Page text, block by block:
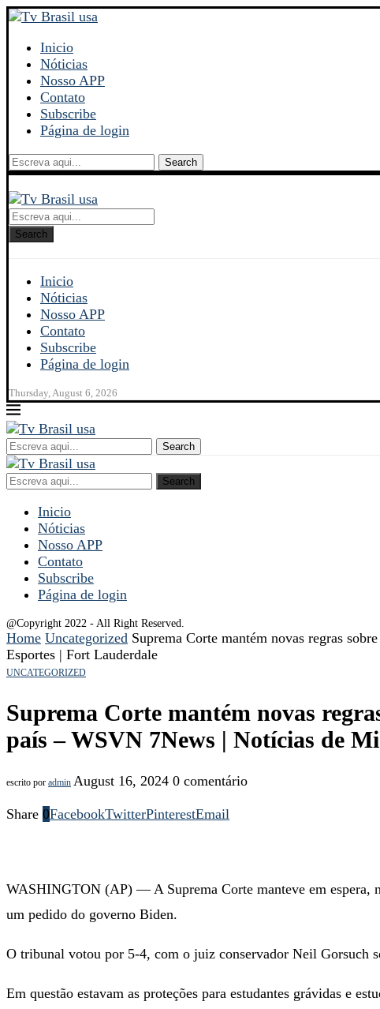
Inicio
Nóticias
Nosso APP
Contato
Subscribe
Página de login
Search
Search
Inicio
Nóticias
Nosso APP
Contato
Subscribe
Página de login
Thursday, August 6, 2026
Search
Search
Inicio
Nóticias
Nosso APP
Contato
Subscribe
Página de login
@Copyright 2022 - All Right Reserved.
Home Uncategorized Suprema Corte mantém novas regras
Esportes | Fort Lauderdale
UNCATEGORIZED
Suprema Corte mantém novas
país – WSVN 7News | Notícias de
escrito por admin August 16, 2024 0 comentário
Share 0FacebookTwitterPinterestEmail
WASHINGTON (AP) — A Suprema Corte manteve em espera,
um pedido do governo Biden.
O tribunal votou por 5-4, com o juiz conservador Neil Gorsuch
Em questão estavam as proteções para estudantes grávidas e